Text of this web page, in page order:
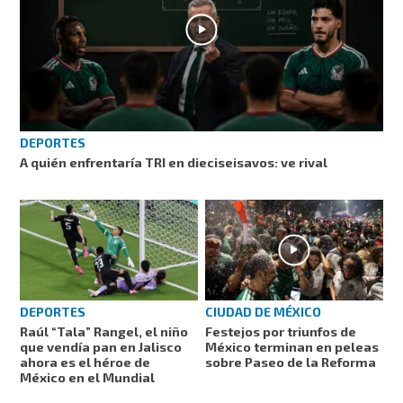
DEPORTES
A quién enfrentaría TRI en dieciseisavos: ve rival
DEPORTES
Raúl “Tala” Rangel, el niño
que vendía pan en Jalisco
ahora es el héroe de
México en el Mundial
CIUDAD DE MÉXICO
Festejos por triunfos de
México terminan en peleas
sobre Paseo de la Reforma